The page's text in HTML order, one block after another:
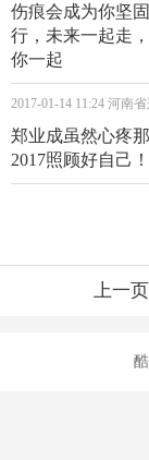
伤痕会成为你坚
行，未来一起走
你一起
2017-01-14 11:24 河南
郑业成虽然心疼
2017照顾好自己
上一页